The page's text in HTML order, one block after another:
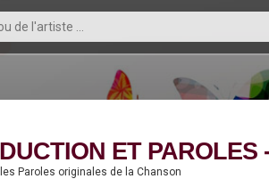
ET PAROLES
Paroles originales de la Chanson